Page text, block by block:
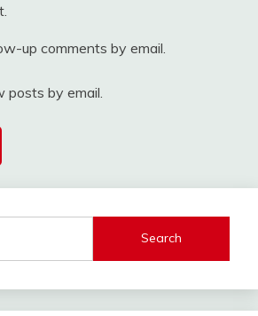
up comments by email.
by email.
Search